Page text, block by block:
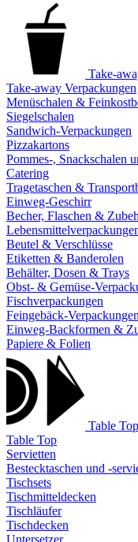
Take-
Take-away Verpackungen
Menüschalen &
Siegelschalen
Sandwich-Verpackungen
Pizzakartons
Pommes-, Snackschalen
Catering
Tragetaschen &
Einweg-Geschirr
Becher, Flaschen &
Beutel & Verschlüsse
Etiketten & Banderolen
Behälter, Dosen & Trays
Obst- & Gemüse-
Fischverpackungen
Feingebäck-Verpackungen
Einweg-Backformen &
Papiere & Folien
Table
Table Top
Servietten
Bestecktaschen und -
Tischsets
Tischmitteldecken
Tischläufer
Tischdecken